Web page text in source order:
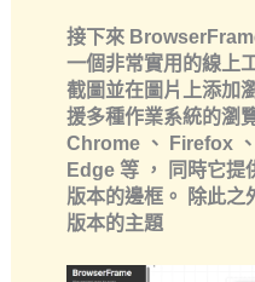
接下來
一個非常實用的線上
截圖並在圖片上添加
援多種作業系統的瀏
Chrome 、 Firefox
Edge 等 ， 同時它
版本的邊框。 除此之
版本的主題